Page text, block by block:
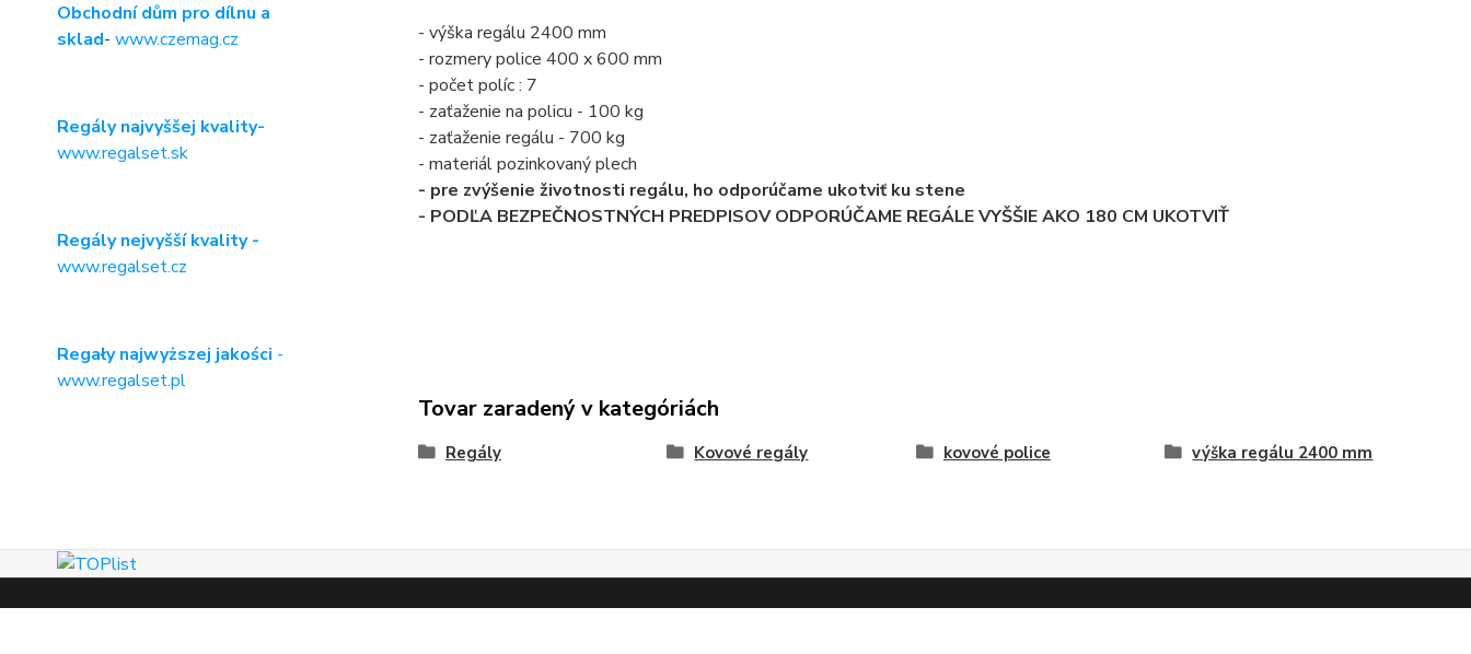
Obchodní dům pro dílnu a
sklad- www.czemag.cz
Regály najvyššej kvality-
www.regalset.sk
Regály nejvyšší kvality -
www.regalset.cz
Regały najwyższej jakości -
www.regalset.pl
- výška regálu 2400 mm
- rozmery police 400 x 600 mm
- počet políc : 7
- zaťaženie na policu - 100 kg
- zaťaženie regálu - 700 kg
- materiál pozinkovaný plech
- pre zvýšenie životnosti regálu, ho odporúčame ukotviť ku stene
- PODĽA BEZPEČNOSTNÝCH PREDPISOV ODPORÚČAME REGÁLE VYŠŠIE AKO 180 CM UKOTVIŤ
Tovar zaradený v kategóriách
Regály Kovové regály kovové police výška regálu 2400 mm